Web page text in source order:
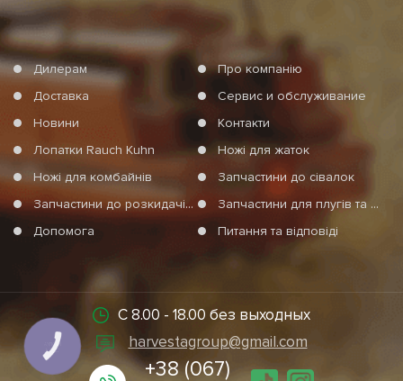
Дилерам
Про компанію
Доставка
Сервис и обслуживание
Новини
Контакти
Лопатки Rauch Kuhn
Ножі для жаток
Ножі для комбайнів
Запчастини до сівалок
Запчастини до розкидачів мінеральних добрив
Запчастини для плугів та агротехніки
Допомога
Питання та відповіді
С 8.00 - 18.00 без выходных
harvestagroup@gmail.com
+38 (067)
КНОПКА
СВЯЗИ